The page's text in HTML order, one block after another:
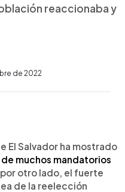
reaccionaba y
de 2022
El Salvador ha mostrado
muchos mandatorios
otro lado, el fuerte
de la reelección